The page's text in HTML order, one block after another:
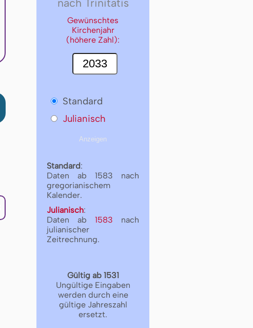
nach Trinitatis
Gewünschtes
Kirchenjahr
(höhere Zahl):
Standard
Julianisch
Standard:
Daten ab 1583 nach
gregorianischem
Kalender.
Julianisch:
Daten ab 1583 nach
julianischer
Zeitrechnung.
Gültig ab 1531
Ungültige Eingaben
werden durch eine
gültige Jahreszahl
ersetzt.